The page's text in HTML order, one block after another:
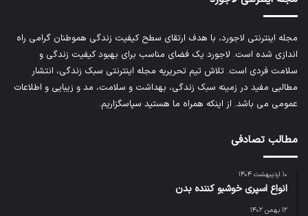
مجله اینترنتی لاجورد، با هدف ارتقای سطح کیفیت زندگی هموطنان گرامی راه
اندازی شده است. لاجورد یک فضای مناسب برای بهبود کیفیت زندگی و
سلامت فردی است. تلاش تیم تحریریه مجله اینترنتی سبک زندگی، انتشار
مطالبی مفید در زمینه سبک زندگی، بهداشت و سلامت، مد و زیبایی و اطلاعات
عمومی می باشد. از اینکه همراه ما هستید سپاسگزاریم.
مطالب تصادفی
۱۰ اردیبهشت ۱۴۰۴
انواع اسپری خوشبو کننده بدن
۱۲ بهمن ۱۴۰۲